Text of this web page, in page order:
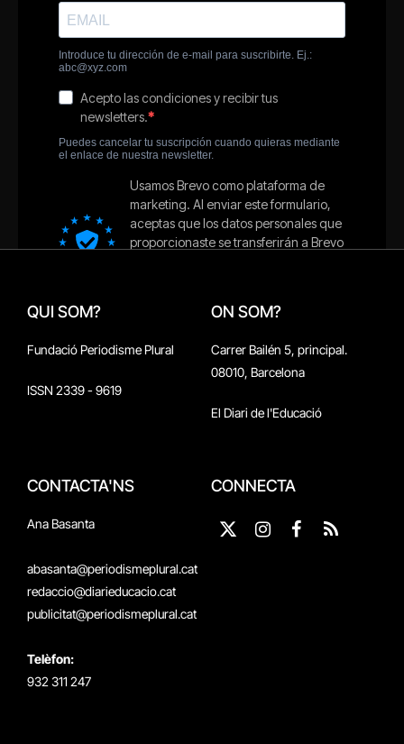
QUI SOM?
Fundació Periodisme Plural
ISSN 2339 - 9619
ON SOM?
Carrer Bailén 5, principal.
08010, Barcelona
El Diari de l'Educació
CONTACTA'NS
Ana Basanta
abasanta@periodismeplural.cat
redaccio@diarieducacio.cat
publicitat@periodismeplural.cat
Telèfon:
932 311 247
CONNECTA
X
Instagram
Facebook
RSS